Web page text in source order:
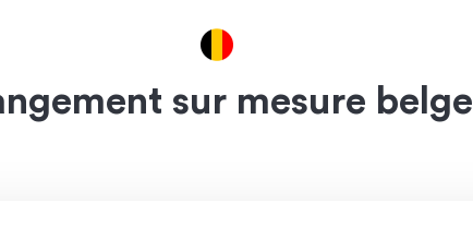
sur mesure belge